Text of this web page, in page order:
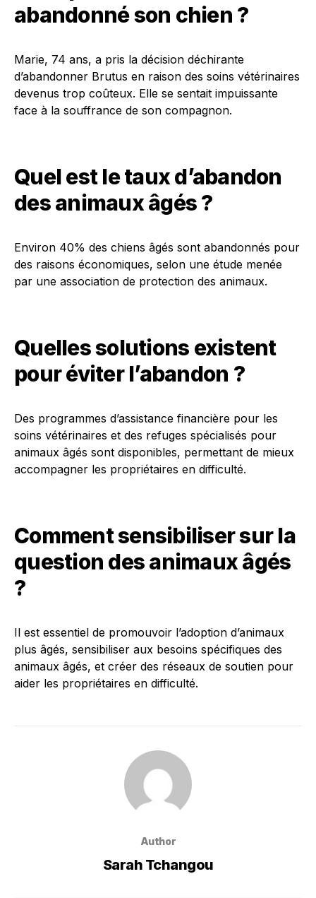
abandonné son chien ?
Marie, 74 ans, a pris la décision déchirante
d’abandonner Brutus en raison des soins vétérinaires
devenus trop coûteux. Elle se sentait impuissante
face à la souffrance de son compagnon.
Quel est le taux d’abandon
des animaux âgés ?
Environ 40% des chiens âgés sont abandonnés pour
des raisons économiques, selon une étude menée
par une association de protection des animaux.
Quelles solutions existent
pour éviter l’abandon ?
Des programmes d’assistance financière pour les
soins vétérinaires et des refuges spécialisés pour
animaux âgés sont disponibles, permettant de mieux
accompagner les propriétaires en difficulté.
Comment sensibiliser sur la
question des animaux âgés
?
Il est essentiel de promouvoir l’adoption d’animaux
plus âgés, sensibiliser aux besoins spécifiques des
animaux âgés, et créer des réseaux de soutien pour
aider les propriétaires en difficulté.
Author
Sarah Tchangou